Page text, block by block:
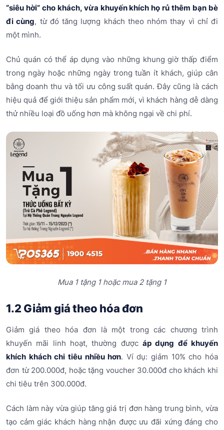
“siêu hời” cho khách, vừa khuyến khích họ rủ thêm bạn bè
đi cùng, từ đó tăng lượng khách theo nhóm thay vì chỉ đi
một mình.
Chủ quán có thể áp dụng vào những khung giờ thấp điểm
trong ngày hoặc những ngày trong tuần ít khách, giúp cân
bằng doanh thu và tối ưu công suất quán. Đây cũng là cách
hiệu quả để giới thiệu sản phẩm mới, vì khách hàng dễ dàng
thử nhiều loại đồ uống hơn mà không ngại về chi phí.
Mua 1 tặng 1 hoặc mua 2 tặng 1
1.2 Giảm giá theo hóa đơn
Giảm giá theo hóa đơn là một trong các chương trình
khuyến mãi linh hoạt, thường được áp dụng để khuyến
khích khách chi tiêu nhiều hơn. Ví dụ: giảm 10% cho hóa
đơn từ 200.000đ, hoặc tặng voucher 30.000đ cho khách khi
chi tiêu trên 300.000đ.
Cách làm này vừa giúp tăng giá trị đơn hàng trung bình, vừa
tạo cảm giác khách hàng nhận được ưu đãi xứng đáng cho